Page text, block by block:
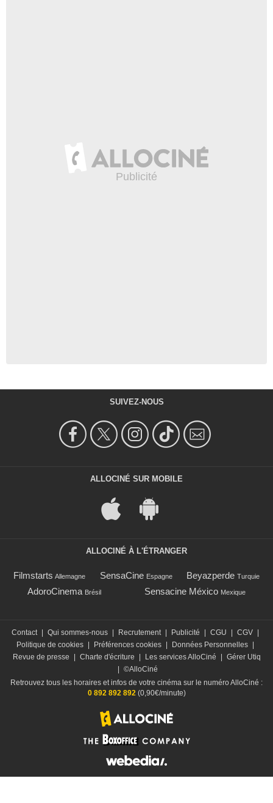
SUIVEZ-NOUS
ALLOCINÉ SUR MOBILE
ALLOCINÉ À L'ÉTRANGER
Filmstarts Allemagne SensaCine Espagne Beyazperde Turquie
AdoroCinema Brésil Sensacine México Mexique
Contact Qui sommes-nous Recrutement Publicité CGU CGV
Politique de cookies
Préférences cookies Données Personnelles
Revue de presse
Charte d'écriture Les services AlloCiné
Gérer Utiq
©AlloCiné
Retrouvez tous les horaires et infos de votre cinéma sur le numéro AlloCiné :
0 892 892 892(0,90€/minute)